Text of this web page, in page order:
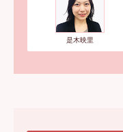
是木映里